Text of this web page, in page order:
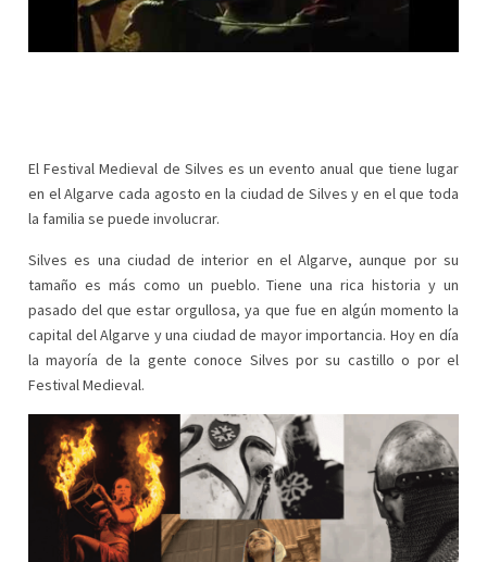
El Festival Medieval de Silves es un evento anual que tiene lugar
en el Algarve cada agosto en la ciudad de Silves y en el que toda
la familia se puede involucrar.
Silves es una ciudad de interior en el Algarve, aunque por su
tamaño es más como un pueblo. Tiene una rica historia y un
pasado del que estar orgullosa, ya que fue en algún momento la
capital del Algarve y una ciudad de mayor importancia. Hoy en día
la mayoría de la gente conoce Silves por su castillo o por el
Festival Medieval.